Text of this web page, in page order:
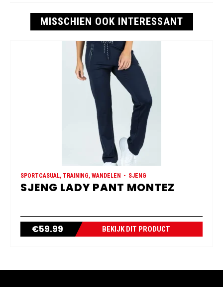
MISSCHIEN OOK INTERESSANT
SPORTCASUAL, TRAINING, WANDELEN SJENG
SJENG LADY PANT MONTEZ
€59.99 BEKIJK DIT PRODUCT